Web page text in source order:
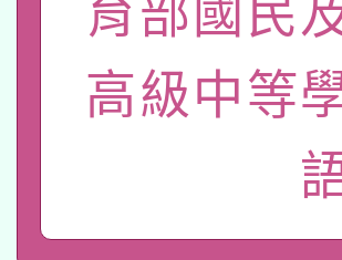
案。
招)
本館辦理115
暨閱讀推動專
科技賦能─人
礎課程
A3數位素養講
本校115學年
第3次招考甄
本校115學年
育部國民
高級中等